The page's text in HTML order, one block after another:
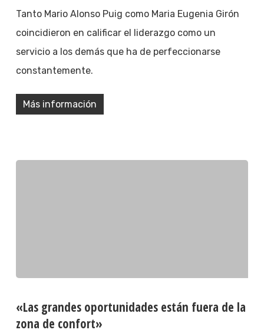
Tanto Mario Alonso Puig como Maria Eugenia Girón
coincidieron en calificar el liderazgo como un
servicio a los demás que ha de perfeccionarse
constantemente.
Más información
«Las grandes oportunidades están fuera de la
zona de confort»